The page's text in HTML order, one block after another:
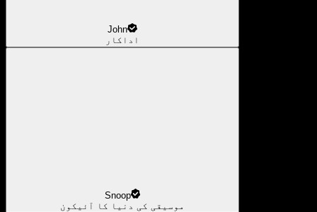
John
اداکار
Snoop
موسیقی کی دنیا کا آئیکون